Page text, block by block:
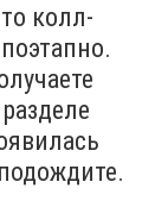
колл-